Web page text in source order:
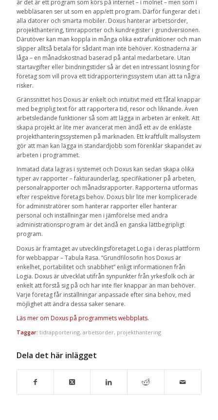
är det är ett program som körs på internet – i molnet – men som i
webbläsaren ser ut som en app/ett program. Därför fungerar det i
alla datorer och smarta mobiler. Doxus hanterar arbetsorder,
projekthantering, timrapporter och kundregister i grundversionen.
Därutöver kan man koppla in många olika extrafunktioner och man
slipper alltså betala för sådant man inte behöver. Kostnaderna är
låga – en månadskostnad baserad på antal medarbetare. Utan
startavgifter eller bindningstider så är det en intressant lösning för
företag som vill prova ett tidrapporteringssystem utan att ta några
risker.
Gränssnittet hos Doxus är enkelt och intuitivt med ett fåtal knappar
med begriplig text för att rapportera tid, resor och liknande. Även
arbetsledande funktioner så som att lägga in arbeten är enkelt. Att
skapa projekt är lite mer avancerat men ändå ett av de enklaste
projekthanteringssystemen på marknaden. Ett kraftfullt mallsystem
gör att man kan lägga in standardjobb som förenklar skapandet av
arbeten i programmet.
Inmatad data lagras i systemet och Doxus kan sedan skapa olika
typer av rapporter – fakturaunderlag, specifikationer på arbeten,
personalrapporter och månadsrapporter. Rapporterna utformas
efter respektive företags behov. Doxus blir lite mer komplicerade
för administratörer som hanterar rapporter eller hanterar
personal och inställningar men i jämförelse med andra
administrationsprogram är det ändå en ganska lättbegripligt
program.
Doxus är framtaget av utvecklingsföretaget Logia i deras plattform
för webbappar – Tabula Rasa. “Grundfilosofin hos Doxus är
enkelhet, portabilitet och snabbhet” enligt informationen från
Logia. Doxus är utvecklat utifrån synpunkter från yrkesfolk och är
enkelt att förstå sig på och har inte fler knappar än man behöver.
Varje företag får inställningar anpassade efter sina behov, med
möjlighet att ändra dessa saker senare.
Läs mer om Doxus på programmets webbplats.
Taggar: tidrapportering, arbetsorder, projekthantering
Dela det här inlägget